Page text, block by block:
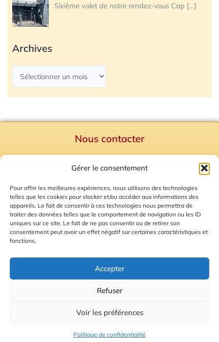
Gérer le consentement
Pour offrir les meilleures expériences, nous utilisons des technologies
telles que les cookies pour stocker et/ou accéder aux informations des
appareils. Le fait de consentir à ces technologies nous permettra de
traiter des données telles que le comportement de navigation ou les ID
uniques sur ce site. Le fait de ne pas consentir ou de retirer son
consentement peut avoir un effet négatif sur certaines caractéristiques et
fonctions.
Accepter
Refuser
Voir les préférences
Politique de confidentialité
Sixième volet de notre rendez-vous Cap […]
Archives
Nous contacter
Mentions Légales
Plan du site
Gestion des Cookies
© 2026 Radio Calade